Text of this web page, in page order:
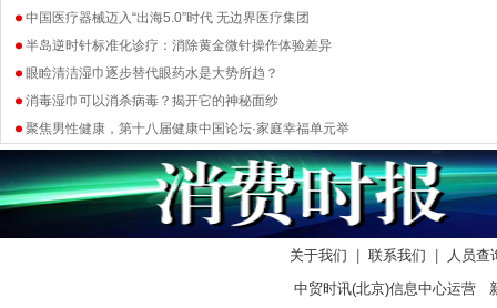
中国医疗器械迈入“出海5.0”时代 无边界医疗集团
半岛逆时针标准化诊疗：消除黄金微针操作体验差异
眼睑清洁湿巾逐步替代眼药水是大势所趋？
消毒湿巾可以消杀病毒？揭开它的神秘面纱
聚焦男性健康，第十八届健康中国论坛·家庭幸福单元举
关于我们 联系我们
人员查
中贸时讯(北京)信息中心运营